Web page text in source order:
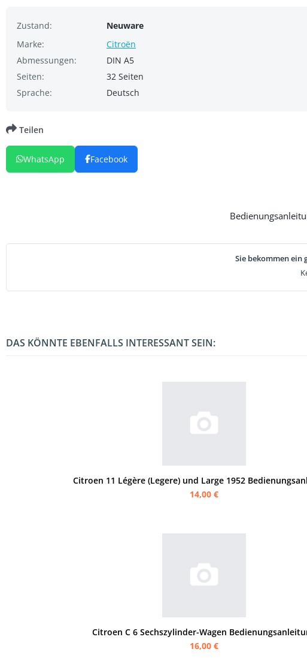
Zustand:
Neuware
Marke:
Citroën
Abmessungen:
DIN A5
Seiten:
32 Seiten
Sprache:
Deutsch
Sie bekommen ein
Teilen
WhatsApp Facebook
DAS KÖNNTE EBENFALLS INTERESSANT SEIN:
Citroen 11 Légère (Legere) und Large 1952
14,00 €
Citroen C 6 Sechszylinder-Wagen
16,00 €